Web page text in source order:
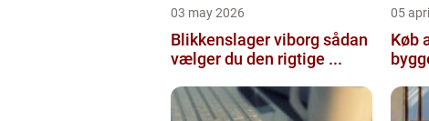
03 may 2026
Blikkenslager viborg sådan
vælger du den rigtige ...
05
Køb